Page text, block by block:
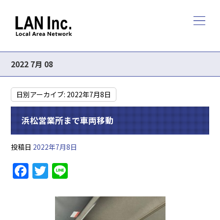
2022 7月 08
日別アーカイブ: 2022年7月8日
浜松営業所まで車両移動
投稿日 2022年7月8日
F
a
T
w
itte